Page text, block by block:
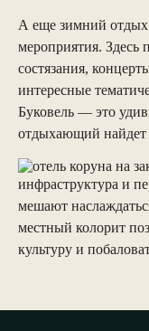
А еще зимний отдых
мероприятия. Здесь
состязания,
интересные
Буковель — это
отдыхающий найдет
инфраструктура и
мешают
местный колорит
культуру и